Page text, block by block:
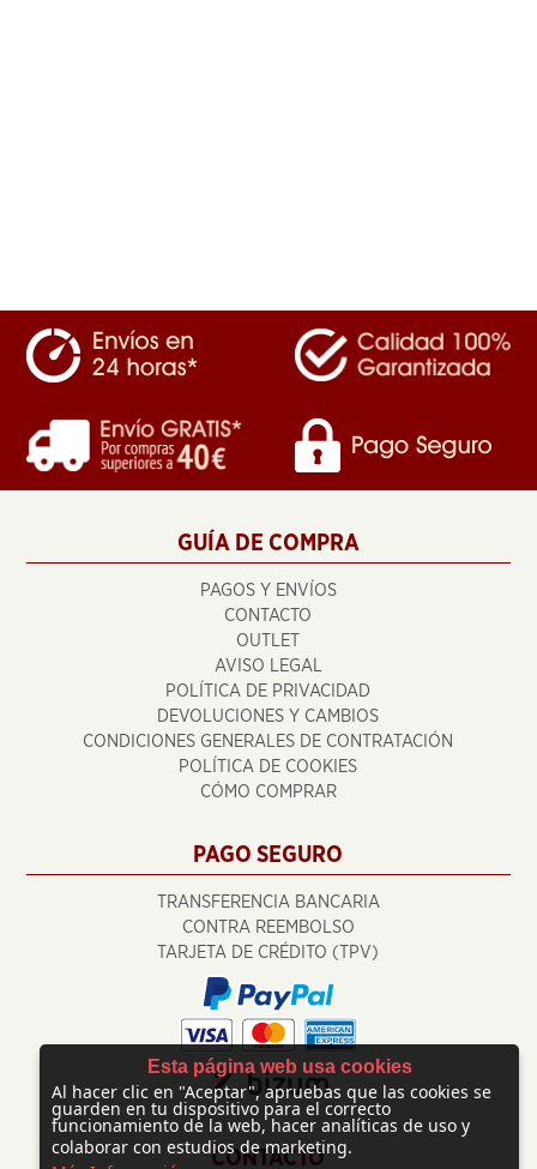
GUÍA DE COMPRA
PAGOS Y ENVÍOS
CONTACTO
OUTLET
AVISO LEGAL
POLÍTICA DE PRIVACIDAD
DEVOLUCIONES Y CAMBIOS
CONDICIONES GENERALES DE CONTRATACIÓN
POLÍTICA DE COOKIES
CÓMO COMPRAR
PAGO SEGURO
TRANSFERENCIA BANCARIA
CONTRA REEMBOLSO
TARJETA DE CRÉDITO (TPV)
CONTACTO
Esta página web usa cookies
Al hacer clic en "Aceptar", apruebas que las cookies se
guarden en tu dispositivo para el correcto
funcionamiento de la web, hacer analíticas de uso y
colaborar con estudios de marketing.